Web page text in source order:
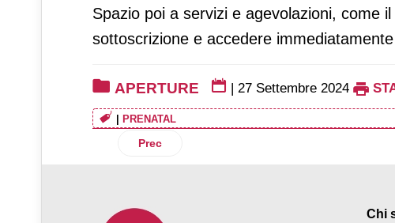
Spazio poi a servizi e agevolazioni, come
sottoscrizione e accedere
APERTURE | 27 Settembre 2024
| PRENATAL
Articolo precedente: Mediaworld-Bennet:
Prec
Chi